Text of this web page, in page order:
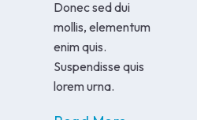
Donec sed dui
mollis, elementum
enim quis.
Suspendisse quis
lorem urna.